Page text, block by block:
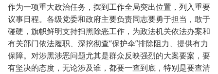
作为一项重大政治任务，摆到工作全局突出位置，列入重要
议事日程。各级党委和政府主要负责同志要勇于担当，敢于
碰硬，旗帜鲜明支持扫黑除恶工作，为政法机关依法办案和
有关部门依法履职、深挖彻查“保护伞”排除阻力、提供有力
保障。对涉黑涉恶问题尤其是群众反映强烈的大案要案，要
有坚决的态度，无论涉及谁，都要一查到底，特别是要查清